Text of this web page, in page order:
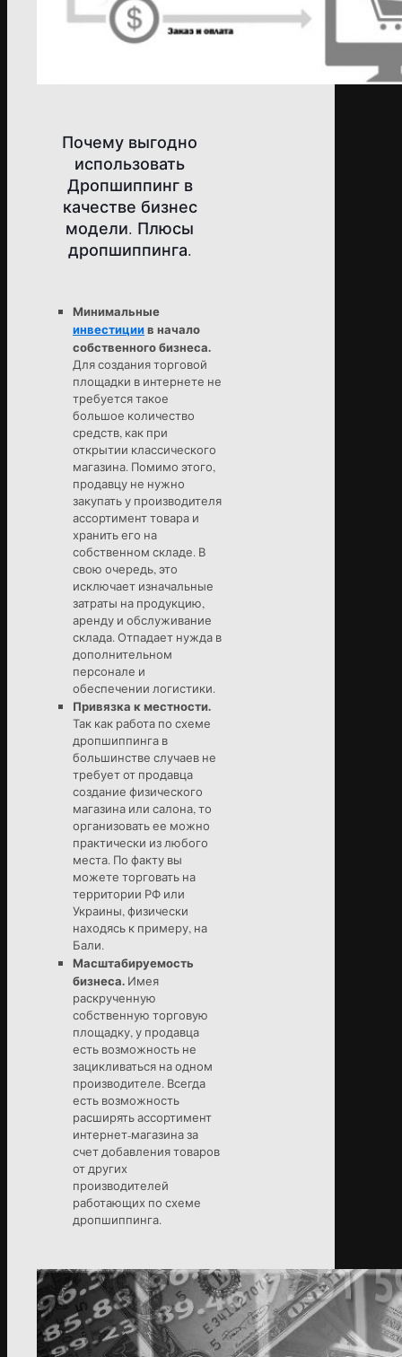
Почему выгодно
использовать
Дропшиппинг в
качестве бизнес
модели. Плюсы
дропшиппинга.
Минимальные
инвестициив начало
собственного бизнеса.
Для создания торговой
площадки в интернете не
требуется такое
большое количество
средств, как при
открытии классического
магазина. Помимо этого,
продавцу не нужно
закупать у производителя
ассортимент товара и
хранить его на
собственном складе. В
свою очередь, это
исключает изначальные
затраты на продукцию,
аренду и обслуживание
склада. Отпадает нужда в
дополнительном
персонале и
обеспечении логистики.
Привязка к местности.
Так как работа по схеме
дропшиппинга в
большинстве случаев не
требует от продавца
создание физического
магазина или салона, то
организовать ее можно
практически из любого
места. По факту вы
можете торговать на
территории РФ или
Украины, физически
находясь к примеру, на
Бали.
Масштабируемость
бизнеса. Имея
раскрученную
собственную торговую
площадку, у продавца
есть возможность не
зацикливаться на одном
производителе. Всегда
есть возможность
расширять ассортимент
интернет-магазина за
счет добавления товаров
от других
производителей
работающих по схеме
дропшиппинга.